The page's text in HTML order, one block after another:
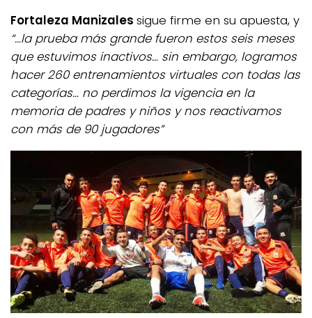
Fortaleza Manizales sigue firme en su apuesta, y
“…la prueba más grande fueron estos seis meses
que estuvimos inactivos… sin embargo, logramos
hacer 260 entrenamientos virtuales con todas las
categorías… no perdimos la vigencia en la
memoria de padres y niños y nos reactivamos
con más de 90 jugadores”